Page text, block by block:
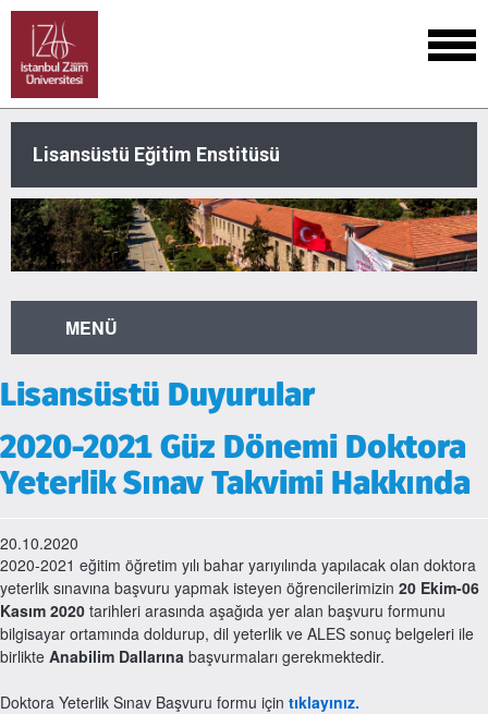
Lisansüstü Eğitim Enstitüsü
MENÜ
Lisansüstü Duyurular
2020-2021 Güz Dönemi Doktora
Yeterlik Sınav Takvimi Hakkında
20.10.2020
2020-2021 eğitim öğretim yılı bahar yarıyılında yapılacak olan doktora
yeterlik sınavına başvuru yapmak isteyen öğrencilerimizin 20 Ekim-06
Kasım 2020 tarihleri arasında aşağıda yer alan başvuru formunu
bilgisayar ortamında doldurup, dil yeterlik ve ALES sonuç belgeleri ile
birlikte Anabilim Dallarına başvurmaları gerekmektedir.
Doktora Yeterlik Sınav Başvuru formu için tıklayınız.